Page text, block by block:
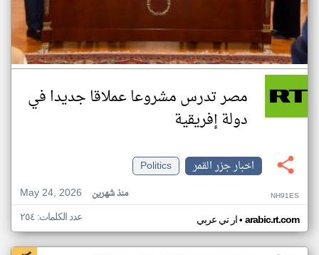
مصر تدرس مشروعا عملاقا جديدا في
دولة إفريقية
اخبار جزر القمر
Politics
May 24, 2026
منذ شهرين NH91ES
ار تي عربي• arabic.rt.com عدد الكلمات: ٢٥٤